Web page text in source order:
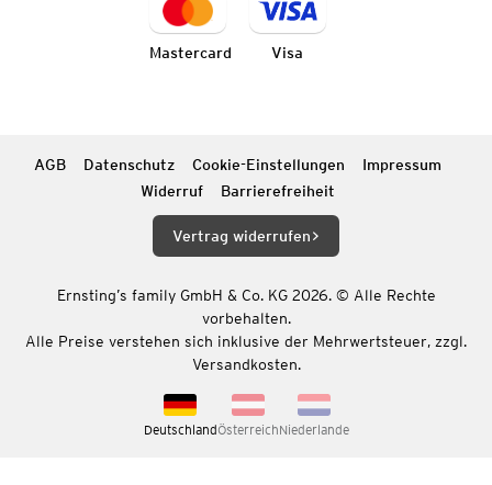
Mastercard Visa
AGB Datenschutz Cookie-Einstellungen
Impressum
Widerruf
Barrierefreiheit
Vertrag widerrufen
Ernsting’s family GmbH & Co. KG 2026. © Alle Rechte
vorbehalten.
Alle Preise verstehen sich inklusive der Mehrwertsteuer, zzgl.
Versandkosten.
DeutschlandÖsterreichNiederlande